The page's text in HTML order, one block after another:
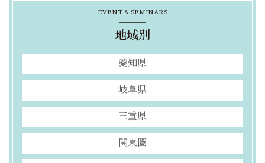
EVENT & SEMINARS
地域別
愛知県
岐阜県
三重県
関東圏